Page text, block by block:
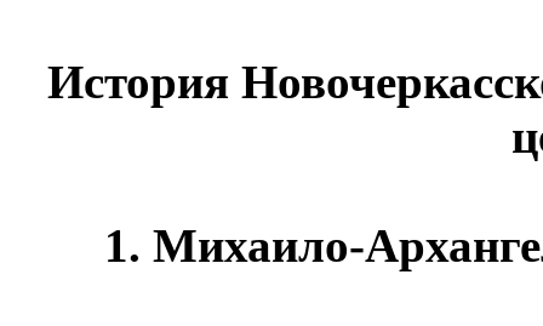
История
1. Михаило-